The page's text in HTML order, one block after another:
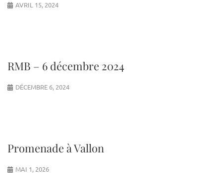
AVRIL 15, 2024
RMB – 6 décembre 2024
DÉCEMBRE 6, 2024
Promenade à Vallon
MAI 1, 2026